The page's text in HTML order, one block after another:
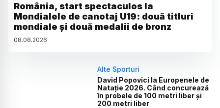
România, start spectaculos la
Mondialele de canotaj U19: două titluri
mondiale și două medalii de bronz
08.08.2026
Alte Sporturi
David Popovici la Europenele de
Natație 2026. Când concurează
în probele de 100 metri liber și
200 metri liber